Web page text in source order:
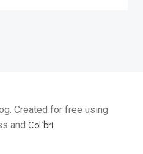
Created for free using
and Colibri